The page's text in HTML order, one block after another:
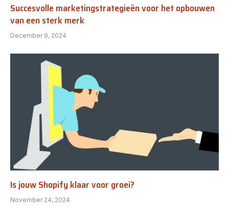
Succesvolle marketingstrategieën voor het opbouwen
van een sterk merk
December 9, 2024
Is jouw Shopify klaar voor groei?
November 24, 2024